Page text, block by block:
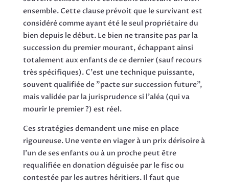
ensemble. Cette clause prévoit que le survivant est
considéré comme ayant été le seul propriétaire du
bien depuis le début. Le bien ne transite pas par la
succession du premier mourant, échappant ainsi
totalement aux enfants de ce dernier (sauf recours
très spécifiques). C'est une technique puissante,
souvent qualifiée de "pacte sur succession future",
mais validée par la jurisprudence si l'aléa (qui va
mourir le premier ?) est réel.
Ces stratégies demandent une mise en place
rigoureuse. Une vente en viager à un prix dérisoire à
l'un de ses enfants ou à un proche peut être
requalifiée en donation déguisée par le fisc ou
contestée par les autres héritiers. Il faut que